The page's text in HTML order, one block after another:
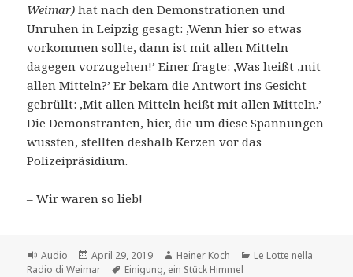
Weimar) hat nach den Demonstrationen und
Unruhen in Leipzig gesagt: ‚Wenn hier so etwas
vorkommen sollte, dann ist mit allen Mitteln
dagegen vorzugehen!’ Einer fragte: ‚Was heißt ‚mit
allen Mitteln?’ Er bekam die Antwort ins Gesicht
gebrüllt: ‚Mit allen Mitteln heißt mit allen Mitteln.’
Die Demonstranten, hier, die um diese Spannungen
wussten, stellten deshalb Kerzen vor das
Polizeipräsidium.
– Wir waren so lieb!
Format
Audio
Veröffentlicht
am
April 29, 2019 Autor
Heiner Koch Kategorien
Le Lotte nella
Radio di Weimar
Schlagwörter
Einigung, ein Stück Himmel